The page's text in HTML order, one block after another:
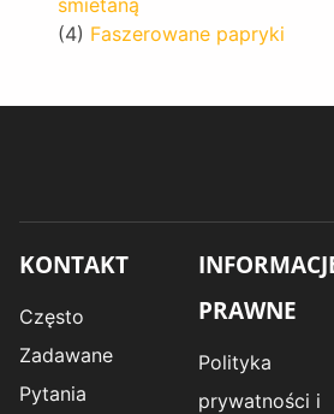
(4) Faszerowane papryki
KONTAKT
Często
Zadawane
Pytania
PRAWNE
Polityka
prywatności i